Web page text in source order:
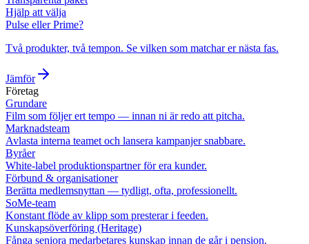
Hjälp att välja
Pulse eller Prime?
Två produkter, två tempon. Se vilken som matchar er nästa fas.
Jämför
Företag
Grundare
Film som följer ert tempo — innan ni är redo att pitcha.
Marknadsteam
Avlasta interna teamet och lansera kampanjer snabbare.
Byråer
White-label produktionspartner för era kunder.
Förbund & organisationer
Berätta medlemsnyttan — tydligt, ofta, professionellt.
SoMe-team
Konstant flöde av klipp som presterar i feeden.
Kunskapsöverföring (Heritage)
Fånga seniora medarbetares kunskap innan de går i pension.